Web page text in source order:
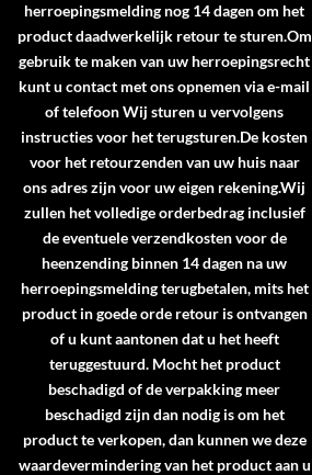
herroepingsmelding nog 14 dagen om het
product daadwerkelijk retour te sturen.Om
gebruik te maken van uw herroepingsrecht
kunt u contact met ons opnemen via e-mail
of telefoon Wij sturen u vervolgens
instructies voor het terugsturen.De kosten
voor het retourzenden van uw huis naar
ons adres zijn voor uw eigen rekening.Wij
zullen het volledige orderbedrag inclusief
de eventuele verzendkosten voor de
heenzending binnen 14 dagen na uw
herroepingsmelding terugbetalen, mits het
product in goede orde retour is ontvangen
of u kunt aantonen dat u het heeft
teruggestuurd. Mocht het product
beschadigd of de verpakking meer
beschadigd zijn dan nodig is om het
product te verkopen, dan kunnen we deze
waardevermindering van het product aan u